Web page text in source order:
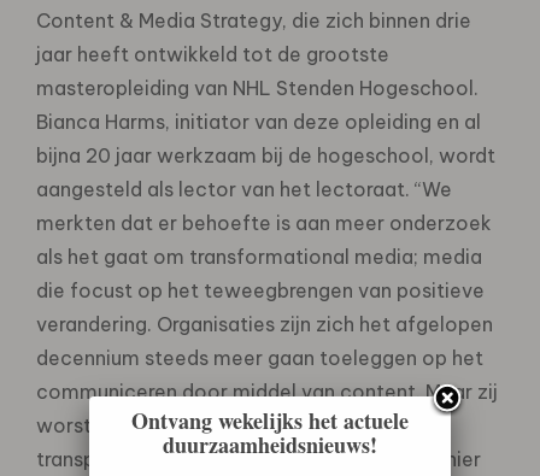
Content & Media Strategy, die zich binnen drie
jaar heeft ontwikkeld tot de grootste
masteropleiding van NHL Stenden Hogeschool.
Bianca Harms, initiator van deze opleiding en al
bijna 20 jaar werkzaam bij de hogeschool, wordt
aangesteld als lector van het lectoraat. “We
merkten dat er behoefte is aan meer onderzoek
als het gaat om transformational media; media
die focust op het teweegbrengen van positieve
verandering. Organisaties zijn zich het afgelopen
decennium steeds meer gaan toeleggen op het
communiceren door middel van content. Maar zij
worstelen met de vraag hoe zij dit op een
transparante, authentieke en effectieve manier
Ontvang wekelijks het actuele
duurzaamheidsnieuws!